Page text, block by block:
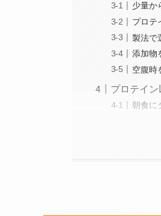
少量か
プロテ
製法で
添加物
空腹時
プロテイ
朝食に